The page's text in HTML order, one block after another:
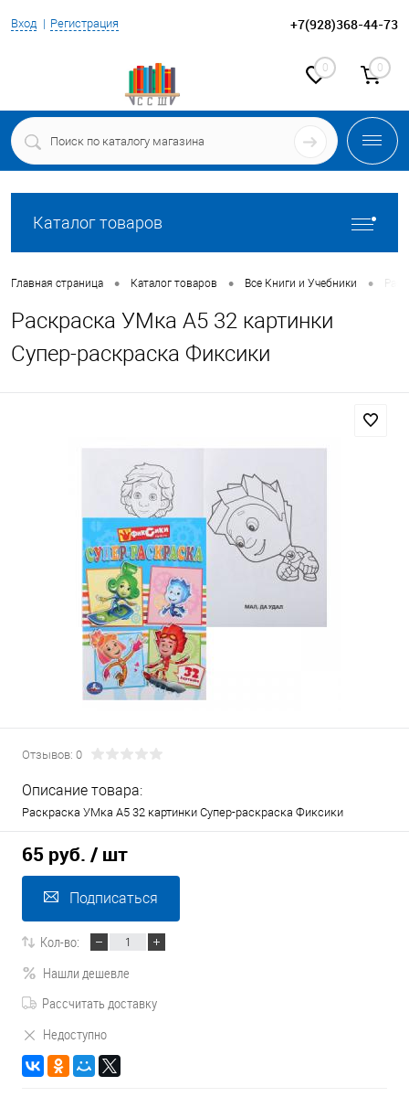
Вход Регистрация +7(928)368-44-73
0 0
Каталог товаров
Главная страница • Каталог товаров • Все Книги и Учебники •
Раскраска УМка А5 32 картинки
Супер-раскраска Фиксики
Отзывов: 0
Описание товара:
Раскраска УМка А5 32 картинки Супер-раскраска Фиксики
65 руб. / шт
Подписаться
Кол-во:
Нашли дешевле
Рассчитать доставку
Недоступно